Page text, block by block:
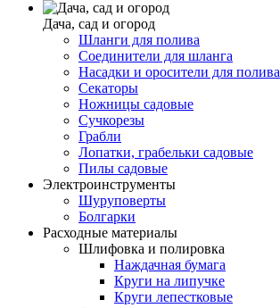
Дача, сад и огород
Шланги для полива
Соединители для шланга
Насадки и оросители для полива
Секаторы
Ножницы садовые
Сучкорезы
Грабли
Лопатки, грабельки садовые
Пилы садовые
Электроинструменты
Шуруповерты
Болгарки
Расходные материалы
Шлифовка и полировка
Наждачная бумага
Круги на липучке
Круги лепестковые